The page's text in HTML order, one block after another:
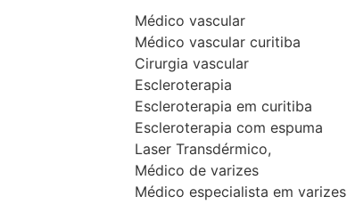
Médico vascular
Médico vascular curitiba
Cirurgia vascular
Escleroterapia
Escleroterapia em curitiba
Escleroterapia com espuma
Laser Transdérmico,
Médico de varizes
Médico especialista em varizes